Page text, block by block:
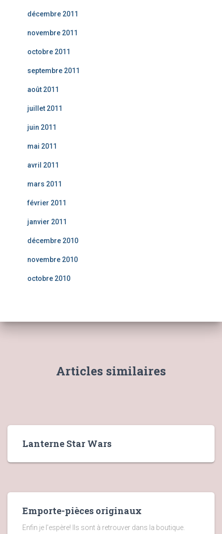
décembre 2011
novembre 2011
octobre 2011
septembre 2011
août 2011
juillet 2011
juin 2011
mai 2011
avril 2011
mars 2011
février 2011
janvier 2011
décembre 2010
novembre 2010
octobre 2010
Articles similaires
Lanterne Star Wars
Emporte-pièces originaux
Enfin je l’espère! Ils sont à retrouver dans la boutique.